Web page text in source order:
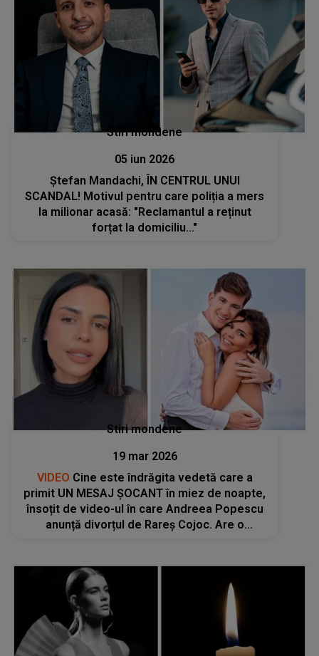
Stiri mondene
05 iun 2026
Ștefan Mandachi, ÎN CENTRUL UNUI
SCANDAL! Motivul pentru care poliția a mers
la milionar acasă: "Reclamantul a reținut
forțat la domiciliu..."
Stiri mondene
19 mar 2026
VIDEO Cine este îndrăgita vedetă care a
primit UN MESAJ ȘOCANT în miez de noapte,
însoțit de video-ul în care Andreea Popescu
anunță divorțul de Rareș Cojoc. Are o